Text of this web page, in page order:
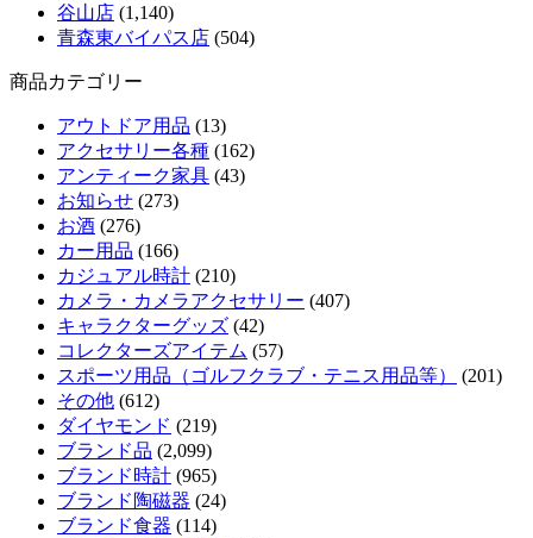
谷山店 (1,140)
青森東バイパス店 (504)
商品カテゴリー
アウトドア用品 (13)
アクセサリー各種 (162)
アンティーク家具 (43)
お知らせ (273)
お酒 (276)
カー用品 (166)
カジュアル時計 (210)
カメラ・カメラアクセサリー (407)
キャラクターグッズ (42)
コレクターズアイテム (57)
スポーツ用品（ゴルフクラブ・テニス用品等）
(201)
その他 (612)
ダイヤモンド (219)
ブランド品 (2,099)
ブランド時計 (965)
ブランド陶磁器 (24)
ブランド食器 (114)